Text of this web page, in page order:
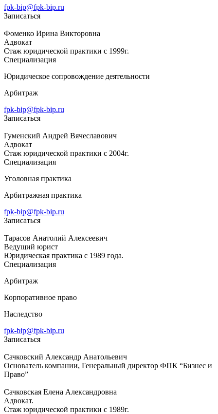
fpk-bip@fpk-bip.ru
Записаться
Фоменко Ирина Викторовна
Адвокат
Стаж юридической практики с 1999г.
Специализация
Юридическое сопровождение деятельности
Арбитраж
fpk-bip@fpk-bip.ru
Записаться
Гуменский Андрей Вячеславович
Адвокат
Стаж юридической практики с 2004г.
Специализация
Уголовная практика
Арбитражная практика
fpk-bip@fpk-bip.ru
Записаться
Тарасов Анатолий Алексеевич
Ведущий юрист
Юридическая практика с 1989 года.
Специализация
Арбитраж
Корпоративное право
Наследство
fpk-bip@fpk-bip.ru
Записаться
Сачковский Александр Анатольевич
Основатель компании, Генеральный директор ФПК “Бизнес и
Право”
Сачковская Елена Александровна
Адвокат.
Стаж юридической практики с 1989г.